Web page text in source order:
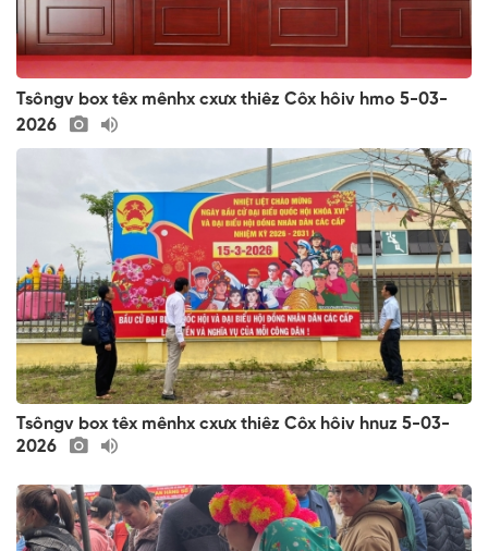
Tsôngv box têx mênhx cxưx thiêz Côx hôiv hmo 5-03-
2026
Tsôngv box têx mênhx cxưx thiêz Côx hôiv hnuz 5-03-
2026